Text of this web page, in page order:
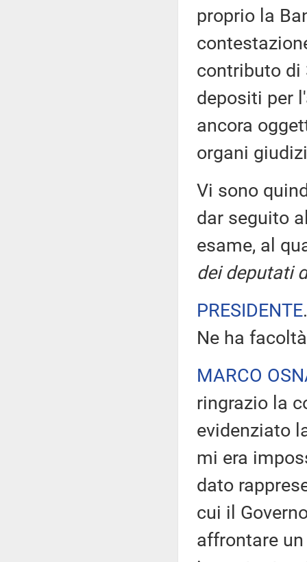
proprio la
contributo di
depositi per
ancora
organi
Vi sono
dar seguito
esame, al
dei deputati
PRESIDENTE
Ne ha
MARCO
ringrazio la
evidenziato
mi era
dato
cui il
affrontare